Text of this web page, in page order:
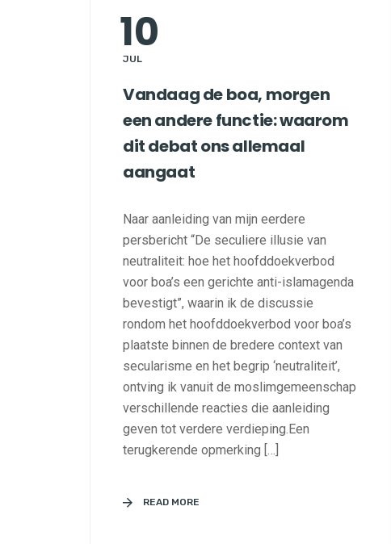
10
JUL
Vandaag de boa, morgen
een andere functie: waarom
dit debat ons allemaal
aangaat
Naar aanleiding van mijn eerdere
persbericht “De seculiere illusie van
neutraliteit: hoe het hoofddoekverbod
voor boa’s een gerichte anti-islamagenda
bevestigt”, waarin ik de discussie
rondom het hoofddoekverbod voor boa’s
plaatste binnen de bredere context van
secularisme en het begrip ‘neutraliteit’,
ontving ik vanuit de moslimgemeenschap
verschillende reacties die aanleiding
geven tot verdere verdieping.Een
terugkerende opmerking […]
READ MORE